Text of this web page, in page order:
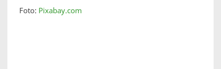
Foto: Pixabay.com